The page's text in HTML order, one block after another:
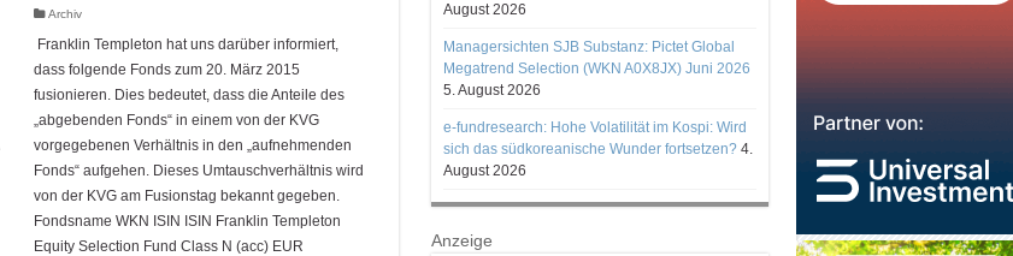
Archiv
Franklin Templeton hat uns darüber informiert,
dass folgende Fonds zum 20. März 2015
fusionieren. Dies bedeutet, dass die Anteile des
„abgebenden Fonds“ in einem von der KVG
vorgegebenen Verhältnis in den „aufnehmenden
Fonds“ aufgehen. Dieses Umtauschverhältnis wird
von der KVG am Fusionstag bekannt gegeben.
Fondsname WKN ISIN ISIN Franklin Templeton
Equity Selection Fund Class N (acc) EUR
August 2026
Managersichten SJB Substanz: Pictet Global
Megatrend Selection (WKN A0X8JX) Juni 2026
5. August 2026
e-fundresearch: Hohe Volatilität im Kospi: Wird
sich das südkoreanische Wunder fortsetzen? 4.
August 2026
Anzeige